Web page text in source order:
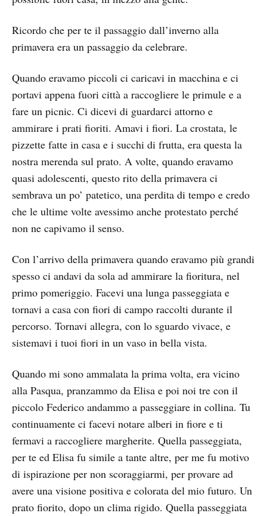
Ricordo che per te il passaggio dall’inverno alla
primavera era un passaggio da celebrare.
Quando eravamo piccoli ci caricavi in macchina e ci
portavi appena fuori città a raccogliere le primule e a
fare un picnic. Ci dicevi di guardarci attorno e
ammirare i prati fioriti. Amavi i fiori. La crostata, le
pizzette fatte in casa e i succhi di frutta, era questa la
nostra merenda sul prato. A volte, quando eravamo
quasi adolescenti, questo rito della primavera ci
sembrava un po’ patetico, una perdita di tempo e credo
che le ultime volte avessimo anche protestato perché
non ne capivamo il senso.
Con l’arrivo della primavera quando eravamo più grandi
spesso ci andavi da sola ad ammirare la fioritura, nel
primo pomeriggio. Facevi una lunga passeggiata e
tornavi a casa con fiori di campo raccolti durante il
percorso. Tornavi allegra, con lo sguardo vivace, e
sistemavi i tuoi fiori in un vaso in bella vista.
Quando mi sono ammalata la prima volta, era vicino
alla Pasqua, pranzammo da Elisa e poi noi tre con il
piccolo Federico andammo a passeggiare in collina. Tu
continuamente ci facevi notare alberi in fiore e ti
fermavi a raccogliere margherite. Quella passeggiata,
per te ed Elisa fu simile a tante altre, per me fu motivo
di ispirazione per non scoraggiarmi, per provare ad
avere una visione positiva e colorata del mio futuro. Un
prato fiorito, dopo un clima rigido. Quella passeggiata